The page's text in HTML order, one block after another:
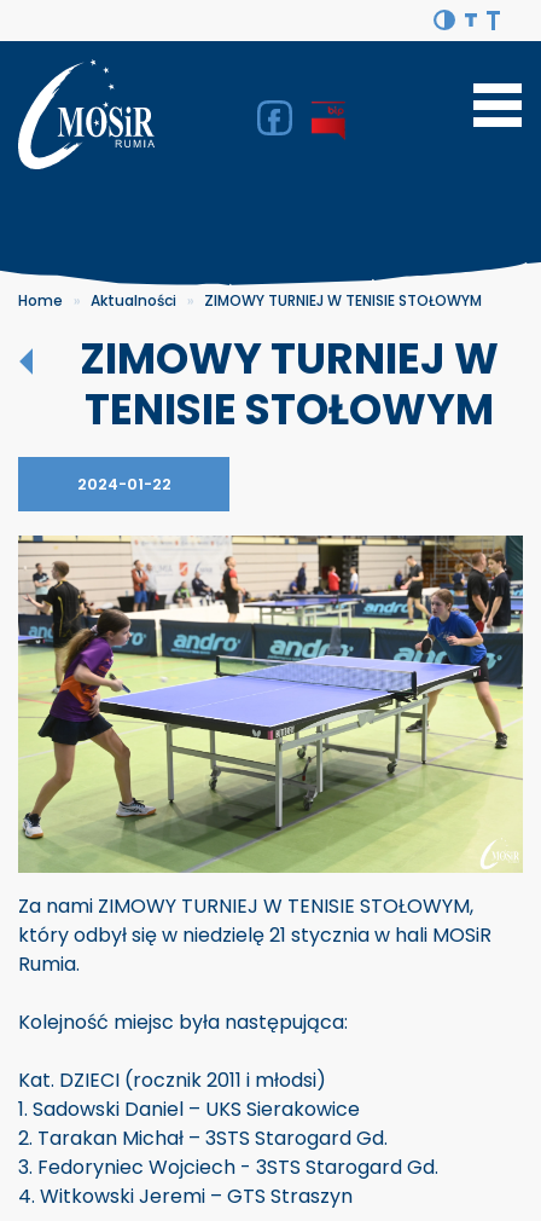
Home Aktualności ZIMOWY TURNIEJ W TENISIE STOŁOWYM
ZIMOWY TURNIEJ W
TENISIE STOŁOWYM
2024-01-22
Za nami ZIMOWY TURNIEJ W TENISIE STOŁOWYM,
który odbył się w niedzielę 21 stycznia w hali MOSiR
Rumia.
Kolejność miejsc była następująca:
Kat. DZIECI (rocznik 2011 i młodsi)
1. Sadowski Daniel – UKS Sierakowice
2. Tarakan Michał – 3STS Starogard Gd.
3. Fedoryniec Wojciech - 3STS Starogard Gd.
4. Witkowski Jeremi – GTS Straszyn